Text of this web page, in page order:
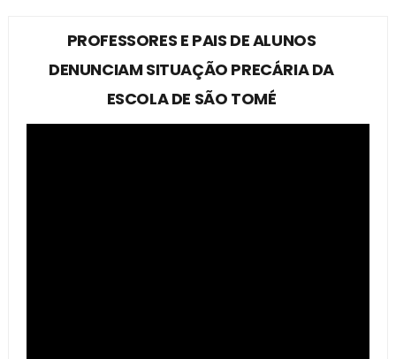
PROFESSORES E PAIS DE ALUNOS
DENUNCIAM SITUAÇÃO PRECÁRIA DA
ESCOLA DE SÃO TOMÉ